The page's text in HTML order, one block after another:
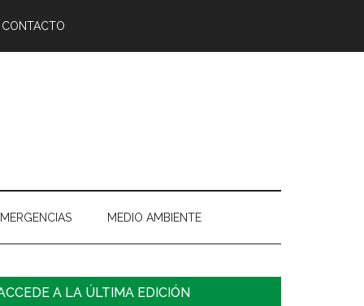
CONTACTO
MEDIO AMBIENTE
A LA ÚLTIMA EDICIÓN